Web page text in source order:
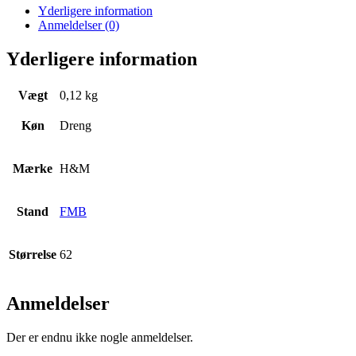
antal
Yderligere information
Anmeldelser (0)
Yderligere information
Vægt 0,12 kg
Køn Dreng
Mærke H&M
Stand FMB
Størrelse 62
Anmeldelser
Der er endnu ikke nogle anmeldelser.